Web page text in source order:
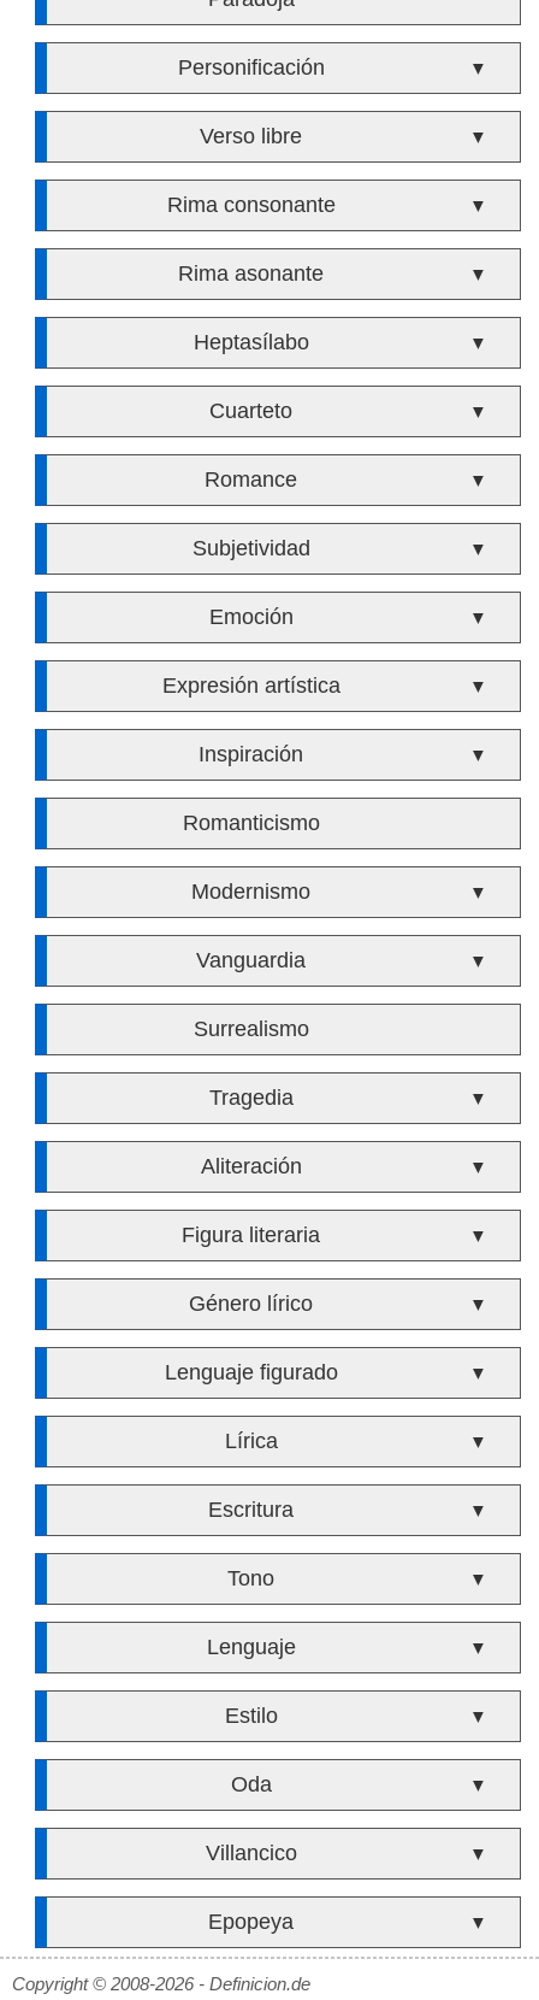
Personificación ▼
Verso libre ▼
Rima consonante ▼
Rima asonante ▼
Heptasílabo ▼
Cuarteto ▼
Romance ▼
Subjetividad ▼
Emoción ▼
Expresión artística ▼
Inspiración ▼
Romanticismo
Modernismo ▼
Vanguardia ▼
Surrealismo
Tragedia ▼
Aliteración ▼
Figura literaria ▼
Género lírico ▼
Lenguaje figurado ▼
Lírica ▼
Escritura ▼
Tono ▼
Lenguaje ▼
Estilo ▼
Oda ▼
Villancico ▼
Epopeya ▼
Copyright © 2008-2026 - Definicion.de